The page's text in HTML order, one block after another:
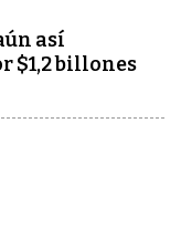
así
$1,2 billones